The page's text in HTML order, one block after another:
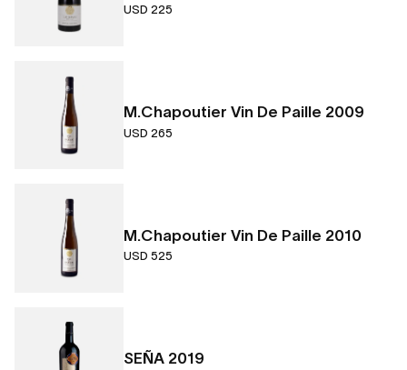
USD 225
M.Chapoutier Vin De Paille 2009
USD 265
M.Chapoutier Vin De Paille 2010
USD 525
SEÑA 2019